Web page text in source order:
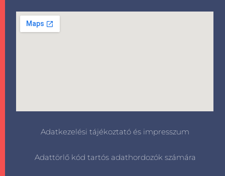
Adatkezelési tájékoztató és impresszum
Adattörlő kód tartós adathordozók számára